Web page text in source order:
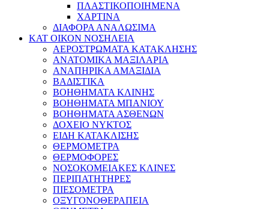
ΠΛΑΣΤΙΚΟΠΟΙΗΜΕΝΑ
ΧΑΡΤΙΝΑ
ΔΙΑΦΟΡΑ ΑΝΑΛΩΣΙΜΑ
ΚΑΤ ΟΙΚΟΝ ΝΟΣΗΛΕΙΑ
ΑΕΡΟΣΤΡΩΜΑΤΑ ΚΑΤΑΚΛΗΣΗΣ
ΑΝΑΤΟΜΙΚΑ ΜΑΞΙΛΑΡΙΑ
ΑΝΑΠΗΡΙΚΑ ΑΜΑΞΙΔΙΑ
ΒΑΔΙΣΤΙΚΑ
ΒΟΗΘΗΜΑΤΑ ΚΛΙΝΗΣ
ΒΟΗΘΗΜΑΤΑ ΜΠΑΝΙΟΥ
ΒΟΗΘΗΜΑΤΑ ΑΣΘΕΝΩΝ
ΔΟΧΕΙΟ ΝΥΚΤΟΣ
ΕΙΔΗ ΚΑΤΑΚΛΙΣΗΣ
ΘΕΡΜΟΜΕΤΡΑ
ΘΕΡΜΟΦΟΡΕΣ
ΝΟΣΟΚΟΜΕΙΑΚΕΣ ΚΛΙΝΕΣ
ΠΕΡΙΠΑΤΗΤΗΡΕΣ
ΠΙΕΣΟΜΕΤΡΑ
ΟΞΥΓΟΝΟΘΕΡΑΠΕΙΑ